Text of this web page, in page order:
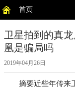
首页
卫星拍到的真
凰是骗局吗
2019年04月26日
摘要近些年传来